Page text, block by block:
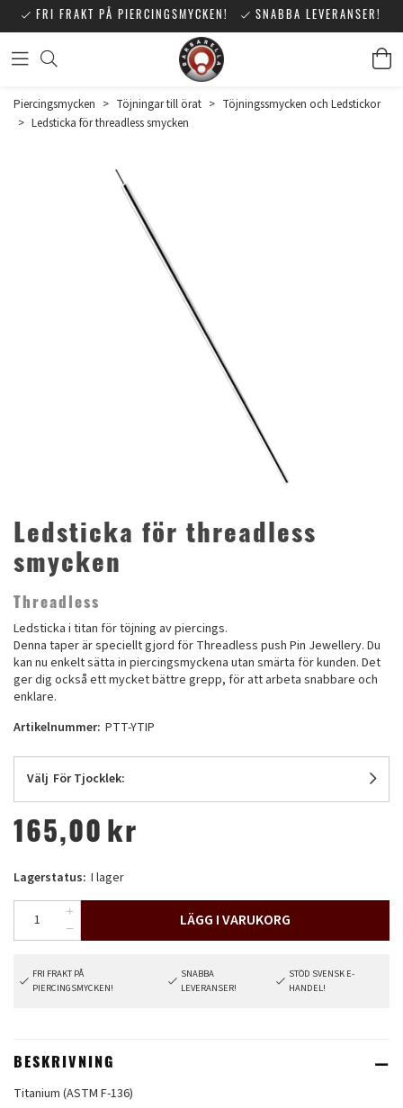
FRI FRAKT PÅ PIERCINGSMYCKEN! SNABBA LEVERANSER!
Piercingsmycken > Töjningar till örat > Töjningssmycken och Ledstickor
> Ledsticka för threadless smycken
Ledsticka för threadless
smycken
Threadless
Ledsticka i titan för töjning av piercings.
Denna taper är speciellt gjord för Threadless push Pin Jewellery. Du
kan nu enkelt sätta in piercingsmyckena utan smärta för kunden. Det
ger dig också ett mycket bättre grepp, för att arbeta snabbare och
enklare.
Artikelnummer: PTT-YTIP
Välj För Tjocklek:
165,00 kr
Lagerstatus: I lager
LÄGG I VARUKORG
FRI FRAKT PÅ
PIERCINGSMYCKEN!
SNABBA
LEVERANSER!
STÖD SVENSK E-
HANDEL!
BESKRIVNING
Titanium (ASTM F-136)